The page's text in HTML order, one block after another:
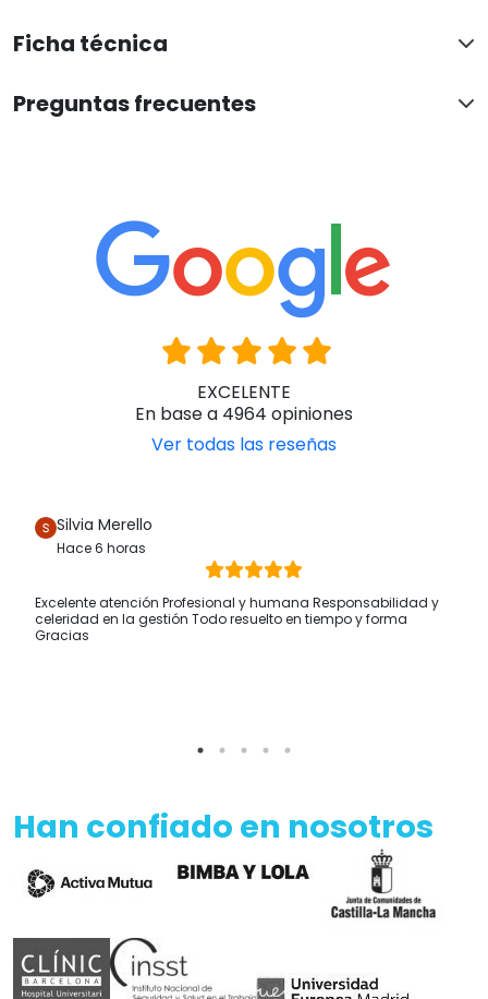
Ficha técnica
Preguntas frecuentes
EXCELENTE
En base a 4964 opiniones
Ver todas las reseñas
Silvia Merello
Hace 6 horas
Excelente atención Profesional y humana Responsabilidad y
celeridad en la gestión Todo resuelto en tiempo y forma
Gracias
Han confiado en nosotros